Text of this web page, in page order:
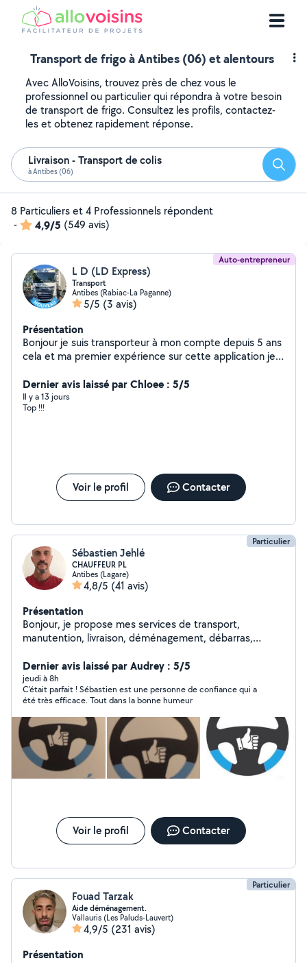
Transport de frigo à Antibes (06) et alentours
Avec AlloVoisins, trouvez près de chez vous le
professionnel ou particulier qui répondra à votre besoin
de transport de frigo. Consultez les profils, contactez-
les et obtenez rapidement réponse.
Livraison - Transport de colis
à Antibes (06)
8 Particuliers et 4 Professionnels répondent
-
4,9/5 (549 avis)
Auto-entrepreneur
L D (LD Express)
Transport
Antibes (Rabiac-La Paganne)
5/5 (3 avis)
Présentation
Bonjour je suis transporteur à mon compte depuis 5 ans
cela et ma premier expérience sur cette application je
Dernier avis laissé par Chloee : 5/5
Il y a 13 jours
Top !!!
Voir le profil Contacter
Particulier
Sébastien Jehlé
CHAUFFEUR PL
Antibes (Lagare)
4,8/5 (41 avis)
Présentation
Bonjour, je propose mes services de transport,
manutention, livraison, déménagement, débarras,
Dernier avis laissé par Audrey : 5/5
jeudi à 8h
C’était parfait ! Sébastien est une personne de confiance qui a
été très efficace. Tout dans la bonne humeur
Voir le profil Contacter
Particulier
Fouad Tarzak
Aide déménagement.
Vallauris (Les Paluds-Lauvert)
4,9/5 (231 avis)
Présentation